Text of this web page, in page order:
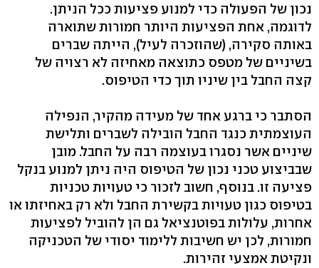
נכון של הפעולה כדי למנוע פציעות ככל הניתן.
לדוגמה, אחת הפציעות היותר חמורות שתוארה
באותה סקירה, (שהוזכרה לעיל), הייתה שברים
בשיניים של מטפס כתוצאה מאחיזה לא רצויה של
קצה החבל בין שיניו תוך כדי הטיפוס.
הסתבר כי ברגע אחד של מעידה מהקיר, הנפילה
העוצמתית כנגד החבל הובילה לשברים ותלישת
שיניים אשר נסגרו בעוצמה רבה על החבל. מובן
שבביצוע טכני נכון של הטיפוס היה ניתן למנוע בנקל
פציעה זו. בנוסף, חשוב לזכור כי טעויות טכניות
בטיפוס כגון טעויות בקשירת החבל ולא רק באחיזתו או
אחרות, עלולות בפוטנציאל גם הן להוביל לפציעות
חמורות, לכן יש חשיבות ללימוד יסודי של הטכניקה
ונקיטת אמצעי זהירות.